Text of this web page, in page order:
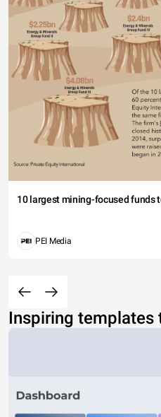
10 largest mining-focused funds
PEI Media
Inspiring templates